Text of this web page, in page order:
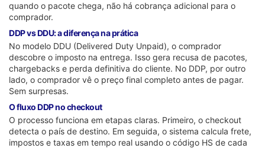
quando o pacote chega, não há cobrança adicional para o
comprador.
DDP vs DDU: a diferença na prática
No modelo DDU (Delivered Duty Unpaid), o comprador
descobre o imposto na entrega. Isso gera recusa de pacotes,
chargebacks e perda definitiva do cliente. No DDP, por outro
lado, o comprador vê o preço final completo antes de pagar.
Sem surpresas.
O fluxo DDP no checkout
O processo funciona em etapas claras. Primeiro, o checkout
detecta o país de destino. Em seguida, o sistema calcula frete,
impostos e taxas em tempo real usando o código HS de cada